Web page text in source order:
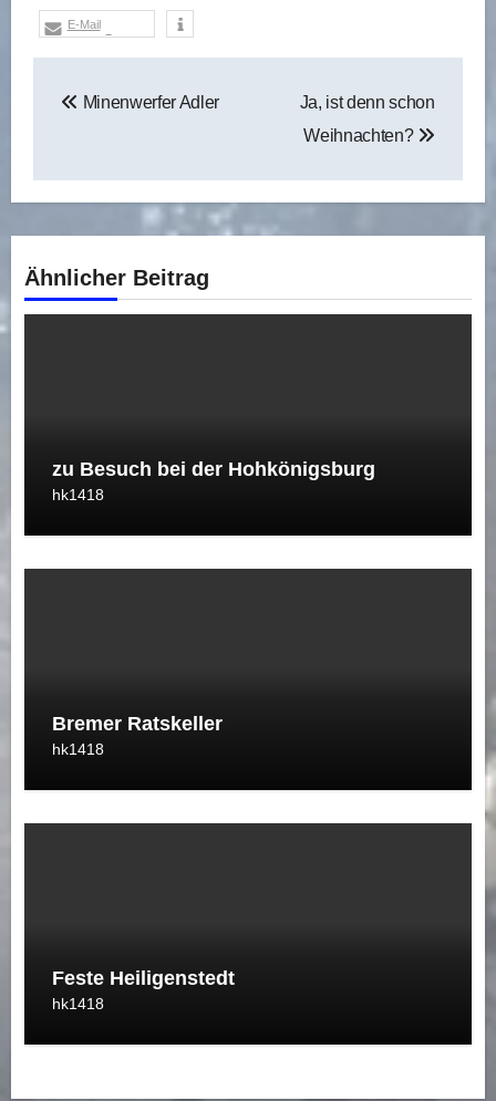
E-Mail
Minenwerfer Adler
Ja, ist denn schon
Weihnachten?
Ähnlicher Beitrag
zu Besuch bei der Hohkönigsburg
hk1418
Bremer Ratskeller
hk1418
Feste Heiligenstedt
hk1418